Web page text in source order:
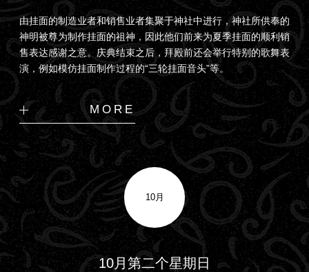
由挂面的制造业者和销售业者集聚于神社中进行，神社所供奉的
神明被尊为制作挂面的祖神，因此他们前来为夏季挂面的顺利销
售表达感谢之意。庆典结束之后，拜殿前还会举行特别的歌舞表
演，例如模仿挂面制作过程的“三轮挂面音头”等。
MORE
10月
10月第二个星期日